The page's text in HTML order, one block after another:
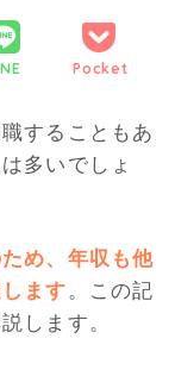
Pocket
することもあ
多いでしょ
め、年収も他
ます。この記
します。